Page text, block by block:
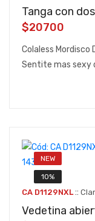
Tanga con
$20700
Colaless Mordisco
Sentite mas sexy
NEW
10%
CA D1129NXL::
Vedetina